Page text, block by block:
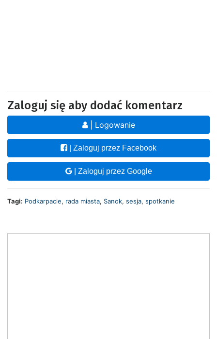
Zaloguj się aby dodać komentarz
| Logowanie
| Zaloguj przez Facebook
| Zaloguj przez Google
Tagi: Podkarpacie, rada miasta, Sanok, sesja, spotkanie